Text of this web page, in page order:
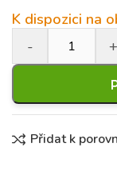
K dispozici na
Přidat k